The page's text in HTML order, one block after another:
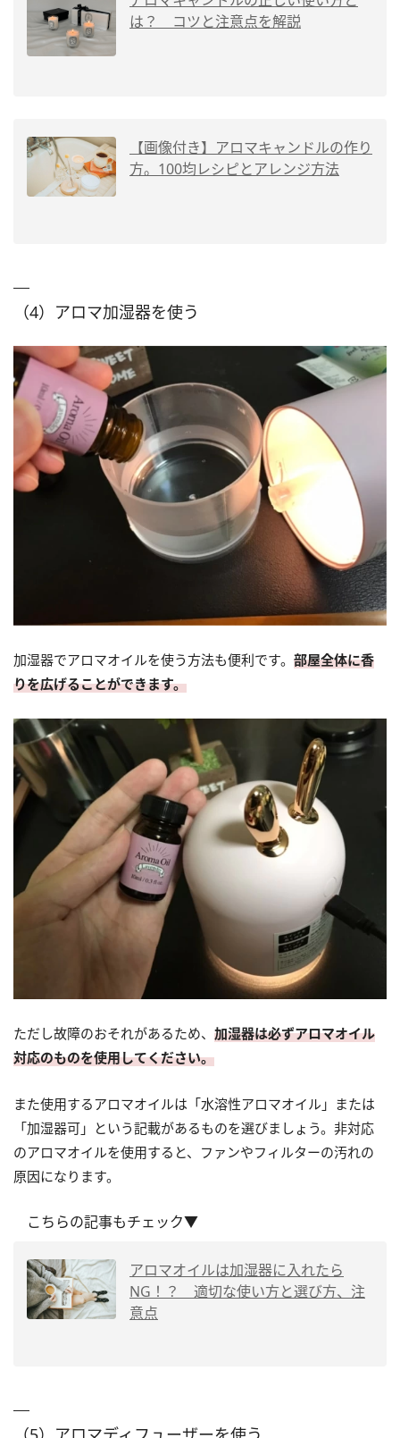
は？ コツと注意点を解説
【画像付き】アロマキャンドルの作り
方。100均レシピとアレンジ方法
（4）アロマ加湿器を使う
加湿器でアロマオイルを使う方法も便利です。 部屋全体に香
りを広げることができます。
ただし故障のおそれがあるため、 加湿器は必ずアロマオイル
対応のものを使用してください。
また使用するアロマオイルは「水溶性アロマオイル」または
「加湿器可」という記載があるものを選びましょう。非対応
のアロマオイルを使用すると、ファンやフィルターの汚れの
原因になります。
こちらの記事もチェック▼
アロマオイルは加湿器に入れたら
NG！？ 適切な使い方と選び方、注
意点